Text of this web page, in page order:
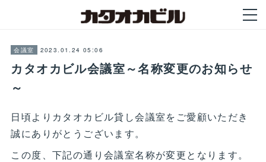
会議室 2023.01.24 05:06
カタオカビル会議室～名称変更のお知らせ
～
日頃よりカタオカビル貸し会議室をご愛顧いただき
誠にありがとうございます。
この度、下記の通り会議室名称が変更となります。